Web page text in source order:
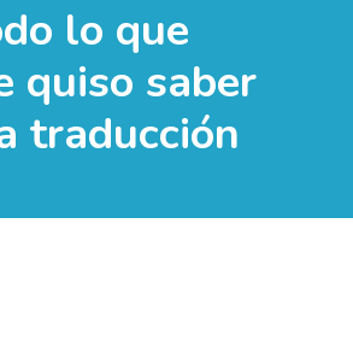
lo que
quiso saber
traducción